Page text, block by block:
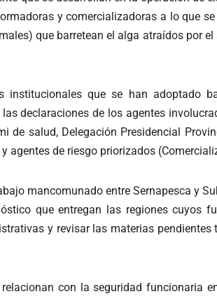
y comercializadoras a lo que
que barretean el alga atraídos por
institucionales que se han adoptado
declaraciones de los agentes
de salud, Delegación Presidencial
agentes de riesgo priorizados
mancomunado entre Sernapesca y
que entregan las regiones cuyos
y revisar las materias
con la seguridad funcionaria